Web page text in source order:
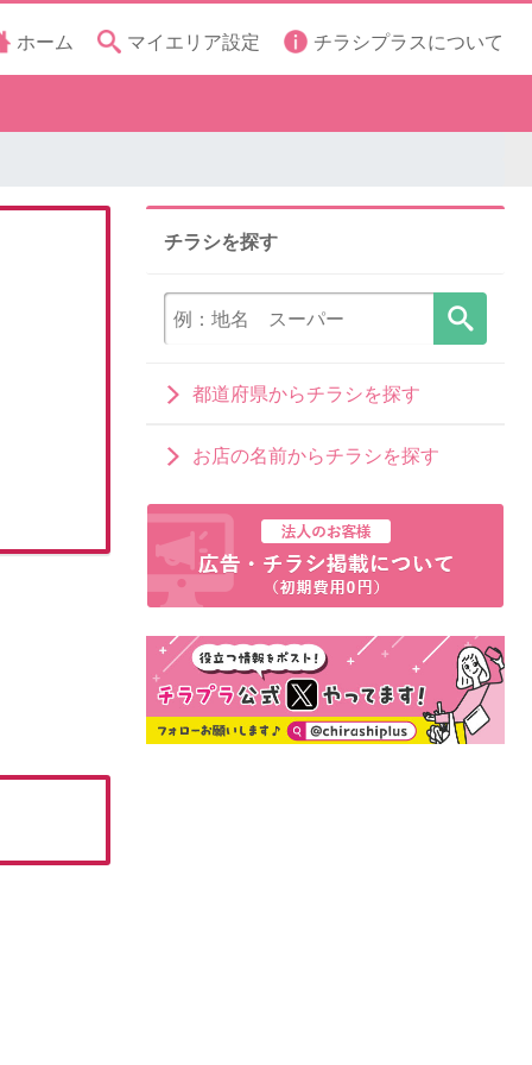
ホーム マイエリア設定 チラシプラスについて
チラシを探す
都道府県からチラシを探す
お店の名前からチラシを探す